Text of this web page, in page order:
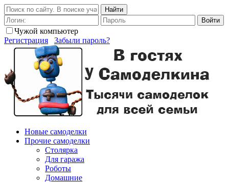
Найти
Войти
Чужой компьютер
Регистрация
Забыли пароль?
Новые самоделки
Прочие самоделки
Столярка
Для гаража
Роботы
Домашние